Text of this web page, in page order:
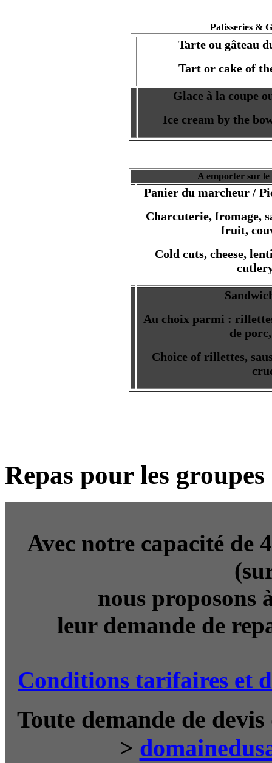
Patisseries &
Tarte ou gâteau
Tart or cake of
Glace à la coupe
Ice cream by the
A emporter sur
Panier du marcheur /
Charcuterie, fromage,
fruit,
Cold cuts, cheese,
Au choix parmi :
de
Choice of rillettes,
Repas pour les
Avec notre capacité de
nous proposons
leur demande de
Conditions tarifaires et
Toute demande de
>